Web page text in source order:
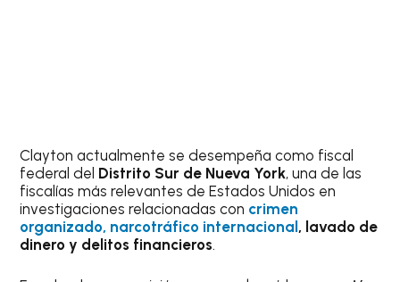
Clayton actualmente se desempeña como fiscal
federal del Distrito Sur de Nueva York, una de las
fiscalías más relevantes de Estados Unidos en
investigaciones relacionadas con crimen
organizado, narcotráfico internacional , lavado de
dinero y delitos financieros.